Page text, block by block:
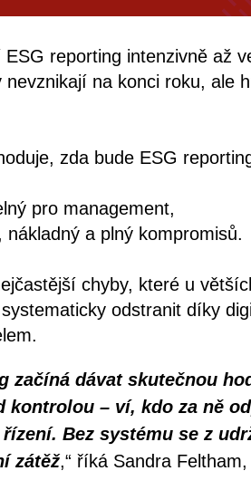
reporting intenzivně až
nevznikají na konci roku, ale
zda bude ESG
pro management,
nákladný a plný kompromisů.
chyby, které u
odstranit díky
začíná dávat skutečnou
kontrolou – ví, kdo za ně
Bez systému se z
zátěž,“ říká Sandra